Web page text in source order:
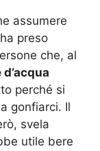
assumere
preso
che, al
perché si
gonfiarci. Il
svela
utile bere